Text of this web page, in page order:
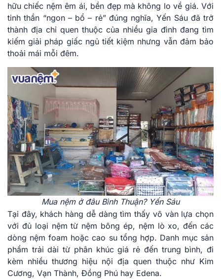
hữu chiếc nệm êm ái, bền đẹp mà không lo về giá. Với
tinh thần “ngon – bổ – rẻ” đúng nghĩa, Yến Sáu đã trở
thành địa chỉ quen thuộc của nhiều gia đình đang tìm
kiếm giải pháp giấc ngủ tiết kiệm nhưng vẫn đảm bảo
thoải mái mỗi đêm.
Mua nệm ở đâu Bình Thuận? Yến Sáu
Tại đây, khách hàng dễ dàng tìm thấy vô vàn lựa chọn
với đủ loại nệm từ nệm bông ép, nệm lò xo, đến các
dòng nệm foam hoặc cao su tổng hợp. Danh mục sản
phẩm trải dài từ phân khúc giá rẻ đến trung bình, đi
kèm nhiều thương hiệu nội địa quen thuộc như Kim
Cương, Vạn Thành, Đồng Phú hay Edena.